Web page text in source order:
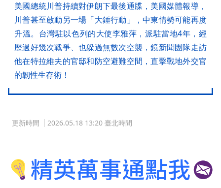
美國總統川普持續對伊朗下最後通牒，美國媒體報導，
川普甚至啟動另一場「大錘行動」，中東情勢可能再度
升溫。台灣駐以色列的大使李雅萍，派駐當地4年，經
歷過好幾次戰爭、也躲過無數次空襲，鏡新聞團隊走訪
他在特拉維夫的官邸和防空避難空間，直擊戰地外交官
的韌性生存術！
更新時間 2026.05.18 13:20 臺北時間